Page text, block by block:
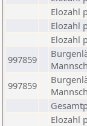
Elozahl
Elozahl
Elozahl
997859
997859
Elozahl